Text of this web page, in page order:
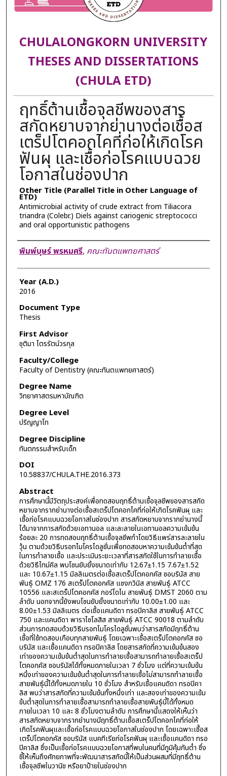
CHULALONGKORN UNIVERSITY
THESES AND DISSERTATIONS
(CHULA ETD)
ฤทธิ์ต้านเชื้อจุลชีพของสาร
สกัดหยาบจากย่านางต่อเชื้อส
เตร็ปโตคอกไคที่ก่อให้เกิดโรค
ฟันผุ และเชื้อก่อโรคแบบฉวย
โอกาสในช่องปาก
Other Title (Parallel Title in Other Language of
ETD)
Antimicrobial activity of crude extract from Tiliacora
triandra (Colebr.) Diels against cariogenic streptococci
and oral opportunistic pathogens
Author
พิมพ์บุษร์ พรหมศรี, คณะทันตแพทยศาสตร์
Year (A.D.)
2016
Document Type
Thesis
First Advisor
ชุติมา ไตรรัตน์วรกุล
Faculty/College
Faculty of Dentistry (คณะทันตแพทยศาสตร์)
Degree Name
วิทยาศาสตรมหาบัณฑิต
Degree Level
ปริญญาโท
Degree Discipline
ทันตกรรมสำหรับเด็ก
DOI
10.58837/CHULA.THE.2016.373
Abstract
การศึกษานี้มีวัตถุประสงค์เพื่อทดสอบฤทธิ์ต้านเชื้อจุลชีพของสารสกัด
หยาบจากรากย่านางต่อเชื้อสเตร็ปโตคอกไคที่ก่อให้เกิดโรคฟันผุ และ
เชื้อก่อโรคแบบฉวยโอกาสในช่องปาก สารสกัดหยาบจากรากย่านางนี้
ได้มาจากการสกัดด้วยเอทานอล และละลายในเอทานอลความเข้มข้น
ร้อยละ 20 การทดสอบฤทธิ์ต้านเชื้อจุลชีพทำโดยวิธีแพร่สารละลายใน
วุ้น ตามด้วยวิธีบรอทไมโครไดลูชั่นเพื่อทดสอบหาความเข้มข้นต่ำที่สุด
ในการทำลายเชื้อ และประเมินระยะเวลาที่สารสกัดใช้ในการทำลายเชื้อ
ด้วยวิธีไทม์คิล พบโซนยับยั้งขนาดเท่ากับ 12.67±1.15 7.67±1.52
และ 10.67±1.15 มิลลิเมตรต่อเชื้อสเตร็ปโตคอกคัส ซอบรินัส สาย
พันธุ์ OMZ 176 สเตร็ปโตคอกคัส แซงกวินิส สายพันธุ์ ATCC
10556 และสเตร็ปโตคอกคัส กอร์โดไน สายพันธุ์ DMST 2060 ตาม
ลำดับ นอกจากนี้ยังพบโซนยับยั้งขนาดเท่ากับ 10.00±1.00 และ
8.00±1.53 มิลลิเมตร ต่อเชื้อแคนดิดา ทรอปิคาลิส สายพันธุ์ ATCC
750 และแคนดิดา พาราไซโลสิส สายพันธุ์ ATCC 90018 ตามลำดับ
ส่วนการทดสอบด้วยวิธีบรอทไมโครไดลูชั่นพบว่าสารสกัดมีฤทธิ์ต้าน
เชื้อที่ใช้ทดสอบเกือบทุกสายพันธุ์ โดยเฉพาะเชื้อสเตร็ปโตคอกคัส ซอ
บรินัส และเชื้อแคนดิดา ทรอปิคาลิส โดยสารสกัดที่ความเข้มข้นสอง
เท่าของความเข้มข้นต่ำสุดในการทำลายเชื้อสามารถทำลายเชื้อสเตร็ป
โตคอกคัส ซอบรินัสได้ทั้งหมดภายในเวลา 7 ชั่วโมง แต่ที่ความเข้มข้น
หนึ่งเท่าของความเข้มข้นต่ำสุดในการทำลายเชื้อไม่สามารถทำลายเชื้อ
สายพันธุ์นี้ได้ทั้งหมดภายใน 10 ชั่วโมง สำหรับเชื้อแคนดิดา ทรอปิคา
ลิส พบว่าสารสกัดที่ความเข้มข้นทั้งหนึ่งเท่า และสองเท่าของความเข้ม
ข้นต่ำสุดในการทำลายเชื้อสามารถทำลายเชื้อสายพันธุ์นี้ได้ทั้งหมด
ภายในเวลา 10 และ 8 ชั่วโมงตามลำดับ การศึกษานี้แสดงให้เห็นว่า
สารสกัดหยาบจากรากย่านางมีฤทธิ์ต้านเชื้อสเตร็ปโตคอกไคที่ก่อให้
เกิดโรคฟันผุและเชื้อก่อโรคแบบฉวยโอกาสในช่องปาก โดยเฉพาะเชื้อส
เตร็ปโตคอกคัส ซอบรินัส แบคทีเรียก่อโรคฟันผุ และเชื้อแคนดิดา ทรอ
ปิคาลิส ซึ่งเป็นเชื้อก่อโรคแบบฉวยโอกาสที่พบในคนที่มีภูมิคุ้มกันต่ำ ซึ่ง
ชี้ให้เห็นถึงศักยภาพที่จะพัฒนาสารสกัดนี้ให้เป็นส่วนผสมที่มีฤทธิ์ต้าน
เชื้อจุลชีพในวานิช หรือยาป้ายในช่องปาก